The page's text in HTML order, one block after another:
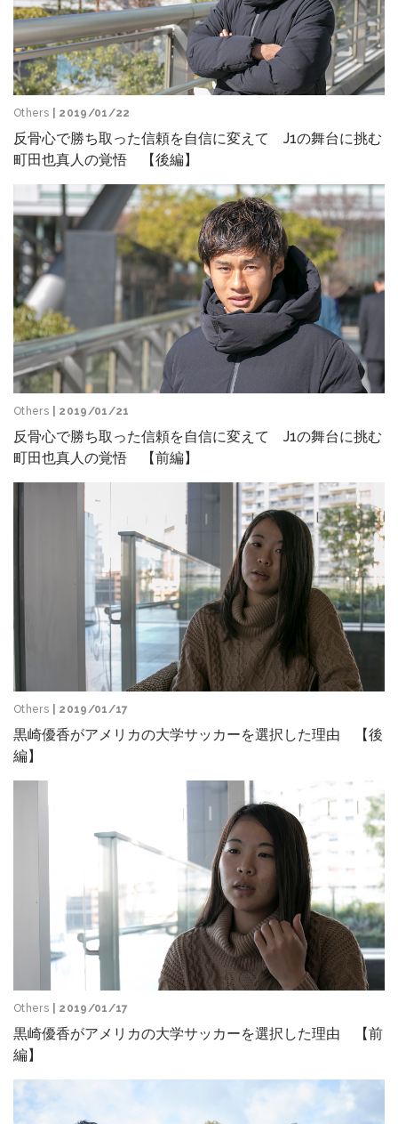
Others | 2019/01/22
反骨心で勝ち取った信頼を自信に変えて J1の舞台に挑む
町田也真人の覚悟 【後編】
Others | 2019/01/21
反骨心で勝ち取った信頼を自信に変えて J1の舞台に挑む
町田也真人の覚悟 【前編】
Others | 2019/01/17
黒崎優香がアメリカの大学サッカーを選択した理由 【後
編】
Others | 2019/01/17
黒崎優香がアメリカの大学サッカーを選択した理由 【前
編】